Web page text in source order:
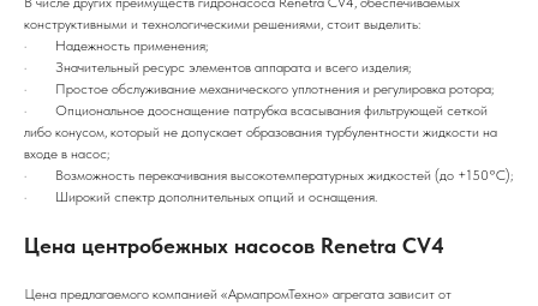
конструктивными и технологическими решениями, стоит выделить:
· Надежность применения;
· Значительный ресурс элементов аппарата и всего изделия;
· Простое обслуживание механического уплотнения и регулировка ротора;
· Опциональное дооснащение патрубка всасывания фильтрующей сеткой
либо конусом, который не допускает образования турбулентности жидкости на
входе в насос;
· Возможность перекачивания высокотемпературных жидкостей (до +150°C);
· Широкий спектр дополнительных опций и оснащения.
Цена центробежных насосов Renetra CV4
Цена предлагаемого компанией «АрмапромТехно» агрегата зависит от